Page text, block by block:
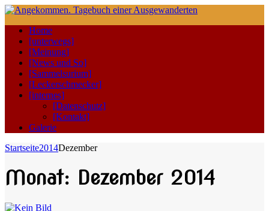
Home
[unterwegs]
[Meinung]
[News und So]
[Sammelsurium]
[Leckerschmecker]
[internes]
[Datenschutz]
[Kontakt]
Galerie
Startseite2014Dezember
Monat: Dezember 2014